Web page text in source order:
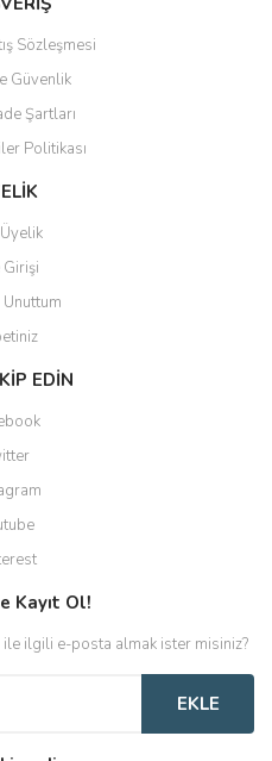
Sözleşmesi
Güvenlik
Şartları
Politikası
Girişi
EDİN
Kayıt Ol!
ile ilgili e-posta almak ister misiniz?
EKLE